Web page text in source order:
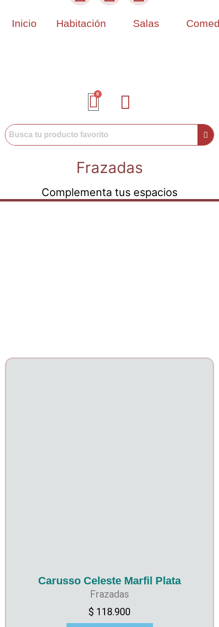
Inicio Habitación Salas
Frazadas
Complementa tus espacios
Carusso Celeste Marfil Plata
Frazadas
$ 118.900